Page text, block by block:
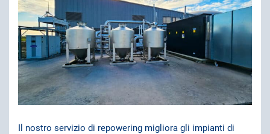
Il nostro servizio di repowering migliora gli impianti di